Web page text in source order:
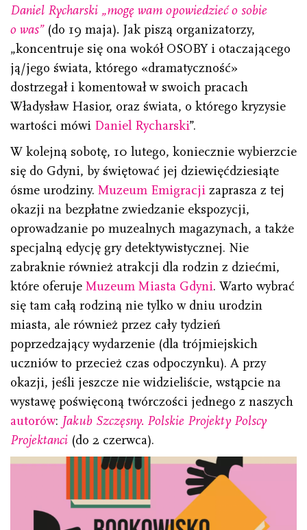
Daniel Rycharski „mogę wam opowiedzieć o sobie
o was” (do 19 maja). Jak piszą organizatorzy,
„koncentruje się ona wokół OSOBY i otaczającego
ją/jego świata, którego «dramatyczność»
dostrzegał i komentował w swoich pracach
Władysław Hasior, oraz świata, o którego kryzysie
wartości mówi Daniel Rycharski”.
W kolejną sobotę, 10 lutego, koniecznie wybierzcie
się do Gdyni, by świętować jej dziewięćdziesiąte
ósme urodziny. Muzeum Emigracji zaprasza z tej
okazji na bezpłatne zwiedzanie ekspozycji,
oprowadzanie po muzealnych magazynach, a także
specjalną edycję gry detektywistycznej. Nie
zabraknie również atrakcji dla rodzin z dziećmi,
które oferuje Muzeum Miasta Gdyni. Warto wybrać
się tam całą rodziną nie tylko w dniu urodzin
miasta, ale również przez cały tydzień
poprzedzający wydarzenie (dla trójmiejskich
uczniów to przecież czas odpoczynku). A przy
okazji, jeśli jeszcze nie widzieliście, wstąpcie na
wystawę poświęconą twórczości jednego z naszych
autorów: Jakub Szczęsny. Polskie Projekty Polscy
Projektanci (do 2 czerwca).